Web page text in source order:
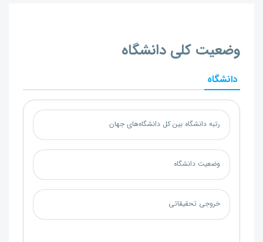
وضعیت کلی دانشگاه
دانشگاه
رتبه دانشگاه بین کل دانشگاه‌های جهان
وضعیت دانشگاه
خروجی تحقیقاتی